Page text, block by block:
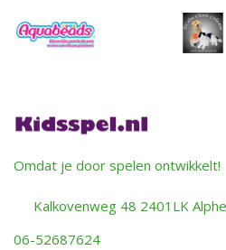
Omdat je door spelen ontwikkelt!
Kalkovenweg 48 2401LK
06-52687624